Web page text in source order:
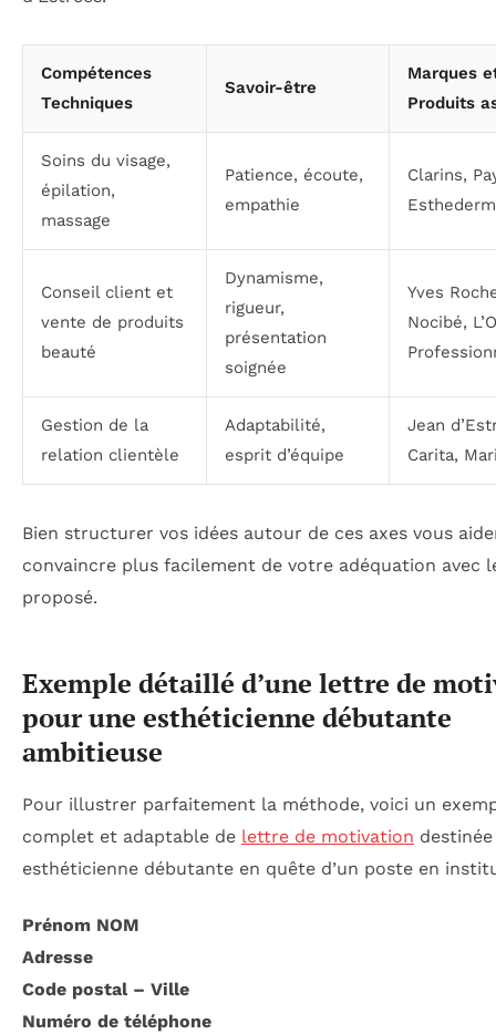
Compétences
Techniques
Savoir-être
Marques
Produits
Soins du visage,
épilation,
massage
Patience, écoute,
empathie
Clarins,
Esthederm
Conseil client et
vente de produits
beauté
Dynamisme,
rigueur,
présentation
soignée
Yves
Nocibé,
Gestion de la
relation clientèle
Adaptabilité,
esprit d’équipe
Jean
Carita,
Bien structurer vos idées autour de ces axes vous
convaincre plus facilement de votre adéquation avec
proposé.
Exemple détaillé d’une lettre de
pour une esthéticienne débutante
ambitieuse
Pour illustrer parfaitement la méthode, voici un
complet et adaptable de lettre de motivation
esthéticienne débutante en quête d’un poste en
Prénom NOM
Adresse
Code postal – Ville
Numéro de téléphone